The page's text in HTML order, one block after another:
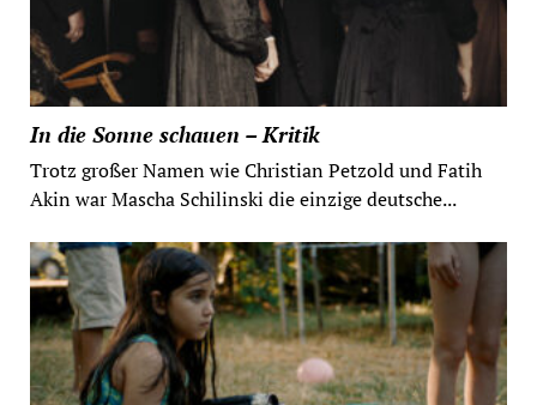
In die Sonne schauen – Kritik
Trotz großer Namen wie Christian Petzold und Fatih
Akin war Mascha Schilinski die einzige deutsche...